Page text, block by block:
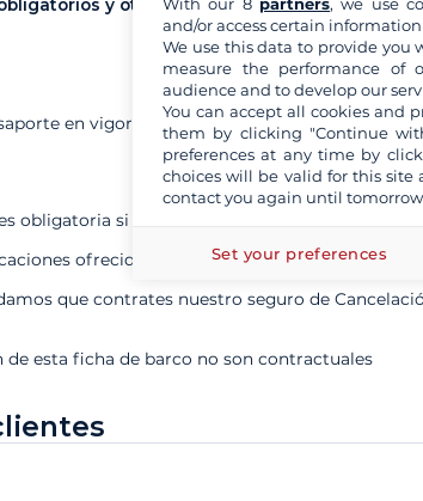
y otros
en vigor
obligatoria si contrata un patrón profesional
ofrecidas están aseguradas a todo riesgo
que contrates nuestro seguro de
esta ficha de barco no son contractuales
and/or access certain
We use this data to provide you
measure the performance of
audience and to develop our
You can accept all cookies and
them by clicking "Continue
preferences at any time by
choices will be valid for this
contact you again until
Set your preferences